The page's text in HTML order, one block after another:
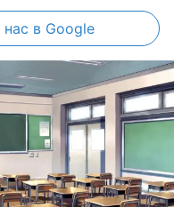
нас в Google